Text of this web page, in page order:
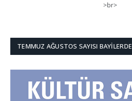
>br>
TEMMUZ AĞUSTOS SAYISI BAYILERDE